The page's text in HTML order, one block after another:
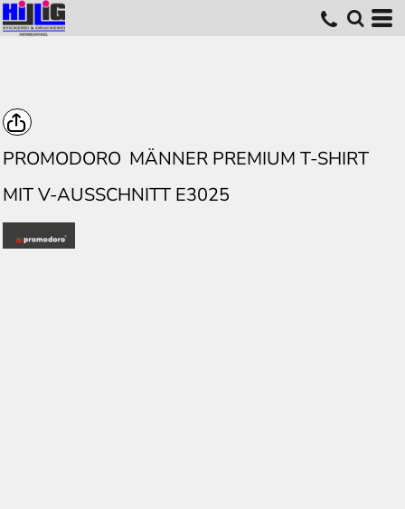
PROMODORO MÄNNER PREMIUM T-SHIRT
MIT V-AUSSCHNITT E3025